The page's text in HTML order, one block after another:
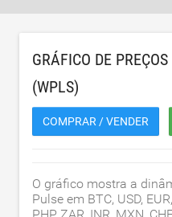
GRÁFICO DE
(WPLS)
COMPRAR / VENDER
O gráfico mostra a
Pulse em BTC, USD,